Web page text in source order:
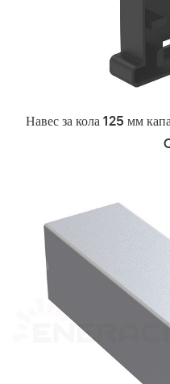
Навес за кола 125 мм